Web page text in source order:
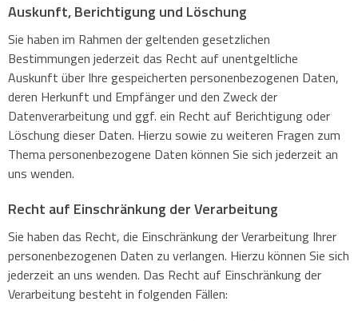
Auskunft, Berichtigung und Löschung
Sie haben im Rahmen der geltenden gesetzlichen
Bestimmungen jederzeit das Recht auf unentgeltliche
Auskunft über Ihre gespeicherten personenbezogenen Daten,
deren Herkunft und Empfänger und den Zweck der
Datenverarbeitung und ggf. ein Recht auf Berichtigung oder
Löschung dieser Daten. Hierzu sowie zu weiteren Fragen zum
Thema personenbezogene Daten können Sie sich jederzeit an
uns wenden.
Recht auf Einschränkung der Verarbeitung
Sie haben das Recht, die Einschränkung der Verarbeitung Ihrer
personenbezogenen Daten zu verlangen. Hierzu können Sie sich
jederzeit an uns wenden. Das Recht auf Einschränkung der
Verarbeitung besteht in folgenden Fällen: